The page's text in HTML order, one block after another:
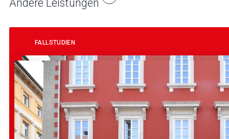
Andere Leistungen
FALLSTUDIEN